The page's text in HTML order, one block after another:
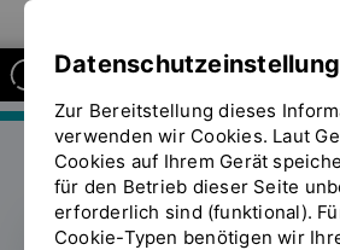
FAKULTÄT MASCHINENBAU
Zur Bereitstellung dieses
verwenden wir Cookies. Laut
Cookies auf Ihrem Gerät
für den Betrieb dieser Seite
erforderlich sind (funktional).
Cookie-Typen benötigen wir